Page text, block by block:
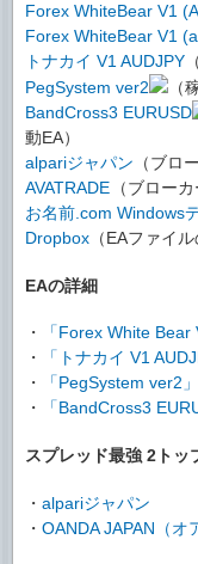
Forex WhiteBear V1
Forex WhiteBear V1
トナカイ V1 AUDJPY
PegSystem ver2
（
BandCross3 EURUSD
動EA）
alpariジャパン （ブロ
AVATRADE （ブローカ
お名前.com Windows
Dropbox （EAファイ
EAの詳細
・
「Forex White Bear
・
「トナカイ V1
・
「PegSystem ver2
・
「BandCross3
スプレッド最強 2トッ
・ alpariジャパン
・ OANDA JAPAN（オ